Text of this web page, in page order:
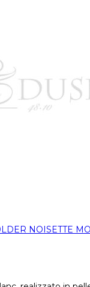
NOISETTE